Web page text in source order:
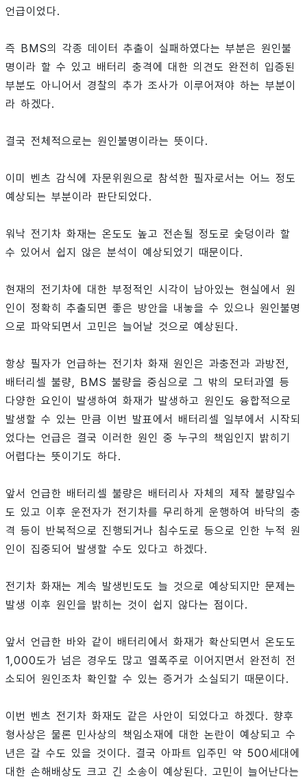
언급이었다.
즉 BMS의 각종 데이터 추출이 실패하였다는 부분은 원인불
명이라 할 수 있고 배터리 충격에 대한 의견도 완전히 입증된
부분도 아니어서 경찰의 추가 조사가 이루어져야 하는 부분이
라 하겠다.
결국 전체적으로는 원인불명이라는 뜻이다.
이미 벤츠 감식에 자문위원으로 참석한 필자로서는 어느 정도
예상되는 부분이라 판단되었다.
워낙 전기차 화재는 온도도 높고 전손될 정도로 숯덩이라 할
수 있어서 쉽지 않은 분석이 예상되었기 때문이다.
현재의 전기차에 대한 부정적인 시각이 남아있는 현실에서 원
인이 정확히 추출되면 좋은 방안을 내놓을 수 있으나 원인불명
으로 파악되면서 고민은 늘어날 것으로 예상된다.
항상 필자가 언급하는 전기차 화재 원인은 과충전과 과방전,
배터리셀 불량, BMS 불량을 중심으로 그 밖의 모터과열 등
다양한 요인이 발생하여 화재가 발생하고 원인도 융합적으로
발생할 수 있는 만큼 이번 발표에서 배터리셀 일부에서 시작되
었다는 언급은 결국 이러한 원인 중 누구의 책임인지 밝히기
어렵다는 뜻이기도 하다.
앞서 언급한 배터리셀 불량은 배터리사 자체의 제작 불량일수
도 있고 이후 운전자가 전기차를 무리하게 운행하여 바닥의 충
격 등이 반복적으로 진행되거나 침수도로 등으로 인한 누적 원
인이 집중되어 발생할 수도 있다고 하겠다.
전기차 화재는 계속 발생빈도도 늘 것으로 예상되지만 문제는
발생 이후 원인을 밝히는 것이 쉽지 않다는 점이다.
앞서 언급한 바와 같이 배터리에서 화재가 확산되면서 온도도
1,000도가 넘은 경우도 많고 열폭주로 이어지면서 완전히 전
소되어 원인조차 확인할 수 있는 증거가 소실되기 때문이다.
이번 벤츠 전기차 화재도 같은 사안이 되었다고 하겠다. 향후
형사상은 물론 민사상의 책임소재에 대한 논란이 예상되고 수
년은 갈 수도 있을 것이다. 결국 아파트 입주민 약 500세대에
대한 손해배상도 크고 긴 소송이 예상된다. 고민이 늘어난다는